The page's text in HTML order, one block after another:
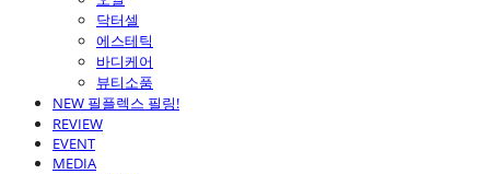
닥터셀
에스테틱
바디케어
뷰티소품
NEW 필플렉스 필링!
REVIEW
EVENT
MEDIA